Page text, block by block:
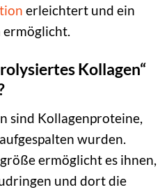
erleichtert und ein
ermöglicht.
Kollagen“
sind Kollagenproteine,
wurden.
ermöglicht es ihnen,
und dort die